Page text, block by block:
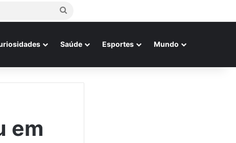
Procurar
Saúde Esportes Mundo
em